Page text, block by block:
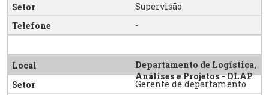
Supervisão
-
Departamento de Logística,
Análises e Projetos - DLAP
Gerente de departamento